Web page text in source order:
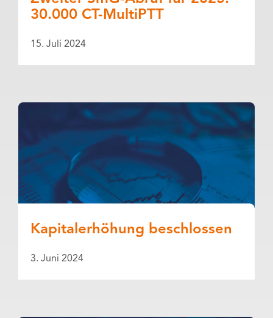
30.000 CT-MultiPTT
15. Juli 2024
Kapitalerhöhung beschlossen
3. Juni 2024